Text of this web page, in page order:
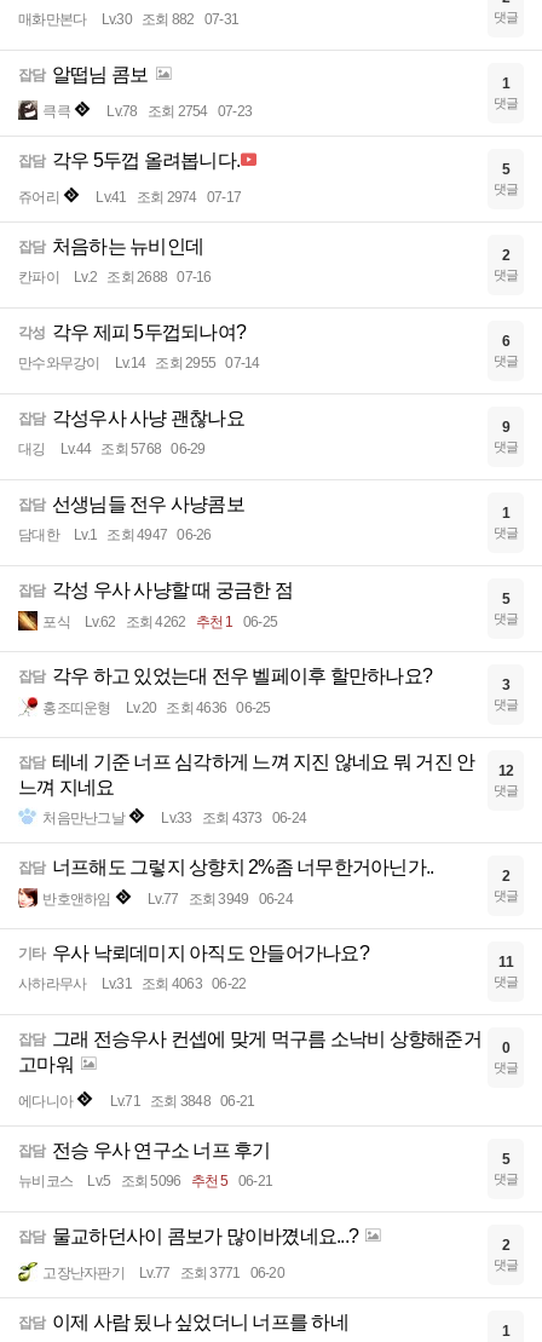
매화만본다 Lv.30 조회 882 07-31 댓글
잡담 알떱님 콤보
큭큭 Lv.78 조회 2754 07-23
1
댓글
잡담 각우 5두껍 올려봅니다.
쥬어리 Lv.41 조회 2974 07-17
5
댓글
잡담 처음하는 뉴비인데
칸파이 Lv.2 조회 2688 07-16
2
댓글
각성 각우 제피 5두껍되나여?
만수와무강이 Lv.14 조회 2955 07-14
6
댓글
잡담 각성우사 사냥 괜찮나요
대깅 Lv.44 조회 5768 06-29
9
댓글
잡담 선생님들 전우 사냥콤보
담대한 Lv.1 조회 4947 06-26
1
댓글
잡담 각성 우사 사냥할 때 궁금한 점
포식 Lv.62 조회 4262 추천 1 06-25
5
댓글
잡담 각우 하고 있었는대 전우 벨페이후 할만하나요?
홍조띠운형 Lv.20 조회 4636 06-25
3
댓글
잡담 테네 기준 너프 심각하게 느껴 지진 않네요 뭐 거진 안
느껴 지네요
처음만난그날 Lv.33 조회 4373 06-24
12
댓글
잡담 너프해도 그렇지 상향치 2%좀 너무한거아닌가..
반호앤하임 Lv.77 조회 3949 06-24
2
댓글
기타 우사 낙뢰데미지 아직도 안들어가나요?
사하라무사 Lv.31 조회 4063 06-22
11
댓글
잡담 그래 전승우사 컨셉에 맞게 먹구름 소낙비 상향해준거
고마워
에다니아 Lv.71 조회 3848 06-21
0
댓글
잡담 전승 우사 연구소 너프 후기
뉴비코스 Lv.5 조회 5096 추천 5 06-21
5
댓글
잡담 물교하던사이 콤보가 많이바꼈네요...?
고장난자판기 Lv.77 조회 3771 06-20
2
댓글
잡담 이제 사람 됬나 싶었더니 너프를 하네 1